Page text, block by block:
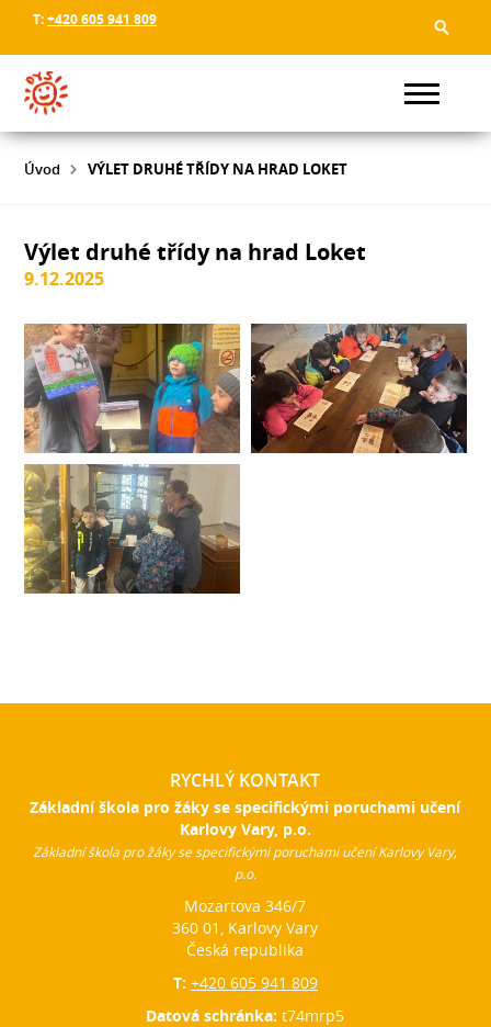
T:+420 605 941 809
Úvod VÝLET DRUHÉ TŘÍDY NA HRAD LOKET
Výlet druhé třídy na hrad Loket
9.12.2025
RYCHLÝ KONTAKT
Základní škola pro žáky se specifickými poruchami učení
Karlovy Vary, p.o.
Základní škola pro žáky se specifickými poruchami učení Karlovy Vary,
p.o.
Mozartova 346/7
360 01, Karlovy Vary
Česká republika
T: +420 605 941 809
Datová schránka:t74mrp5